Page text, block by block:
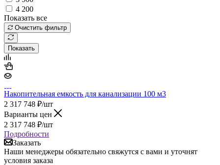
4 200
Показать все
Очистить фильтр
Показать
Накопительная емкость для канализации 100 м3
2 317 748 ₽/шт
Варианты цен
2 317 748 ₽/шт
Подробности
Заказать
Наши менеджеры обязательно свяжутся с вами и уточнят
условия заказа